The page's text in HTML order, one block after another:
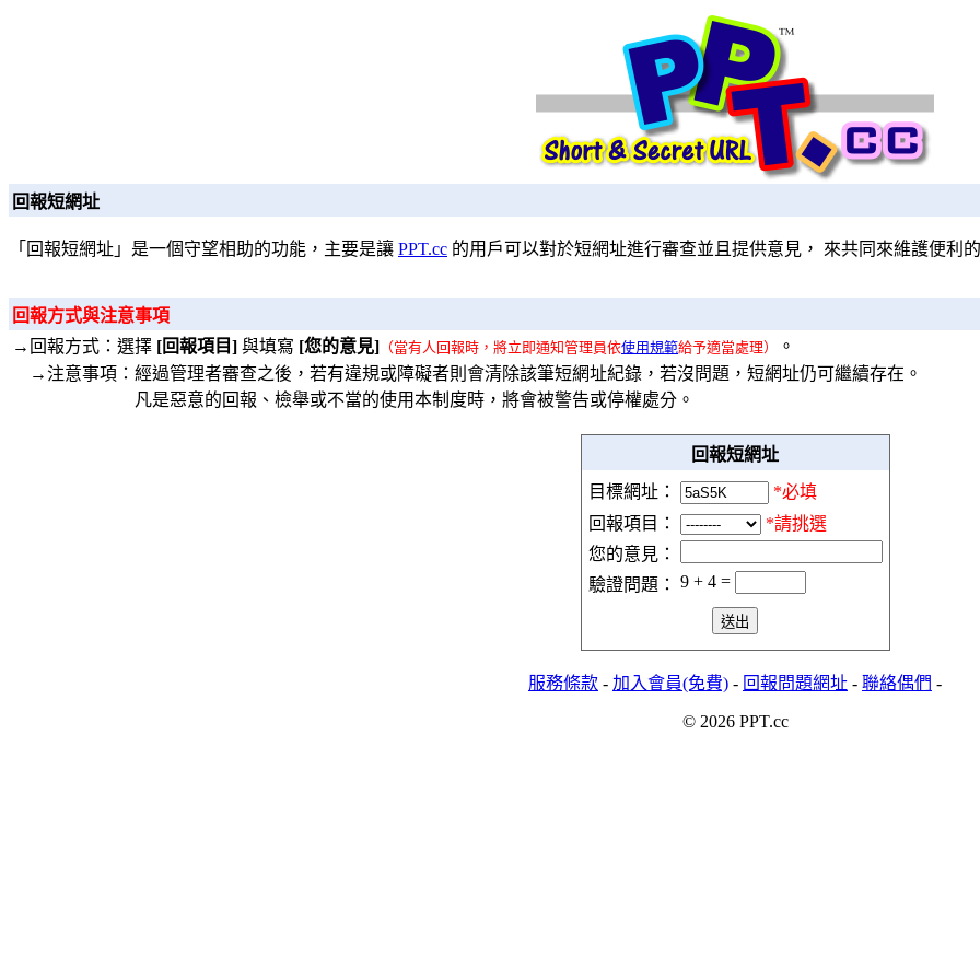
回報短網址
「回報短網址」是一個守望相助的功能，主要是讓 PPT.cc 的用戶可以對於短網址進行審查並且提供意見， 來共同來維護便利
回報方式與注意事項
→回報方式：選擇 [回報項目] 與填寫 [您的意見] （當有人回報時，將立即通知管理員依使用規範給予適當處理）
。
→注意事項：經過管理者審查之後，若有違規或障礙者則會清除該筆短網址紀錄，若沒問題，短網址仍可繼續存在。
凡是惡意的回報、檢舉或不當的使用本制度時，將會被警告或停權處分。
回報短網址
目標網址：
*必填
回報項目：
*請挑選
您的意見：
驗證問題： 9 + 4 =
服務條款 - 加入會員(免費) - 回報問題網址 - 聯絡偶們 -
© 2026 PPT.cc